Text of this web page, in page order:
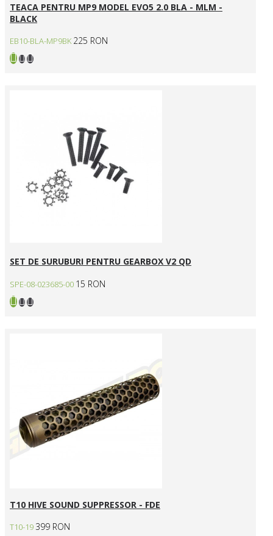
TEACA PENTRU MP9 MODEL EVO5 2.0 BLA - MLM -
BLACK
EB10-BLA-MP9BK 225 RON
SET DE SURUBURI PENTRU GEARBOX V2 QD
SPE-08-023685-00 15 RON
T10 HIVE SOUND SUPPRESSOR - FDE
T10-19 399 RON